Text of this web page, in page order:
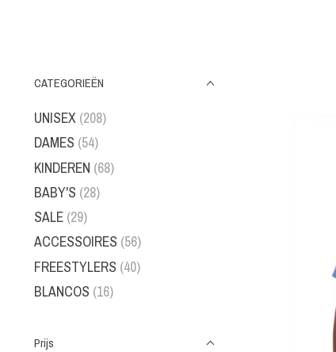
CATEGORIEËN
UNISEX (208)
DAMES (54)
KINDEREN (68)
BABY'S (28)
SALE (29)
ACCESSOIRES (56)
FREESTYLERS (40)
BLANCOS (16)
Prijs